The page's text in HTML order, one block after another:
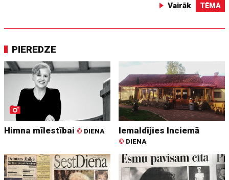
Vairāk TĒMA
PIEREDZE
Himna mīlestībai © DIENA Iemaldījies Inciemā
© DIENA